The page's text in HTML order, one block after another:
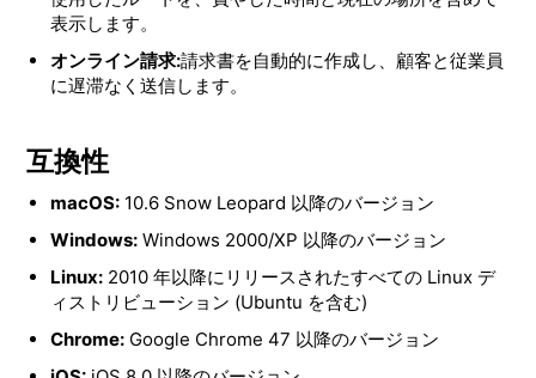
表示します。
オンライン請求:請求書を自動的に作成し、顧客と従業員
に遅滞なく送信します。
互換性
macOS: 10.6 Snow Leopard 以降のバージョン
Windows: Windows 2000/XP 以降のバージョン
Linux: 2010 年以降にリリースされたすべての Linux デ
ィストリビューション (Ubuntu を含む)
Chrome: Google Chrome 47 以降のバージョン